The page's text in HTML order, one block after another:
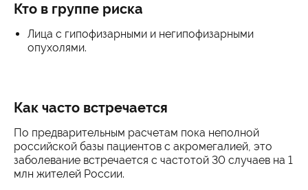
Кто в группе риска
Лица с гипофизарными и негипофизарными
опухолями.
Как часто встречается
По предварительным расчетам пока неполной
российской базы пациентов с акромегалией, это
заболевание встречается с частотой 30 случаев на 1
млн жителей России.